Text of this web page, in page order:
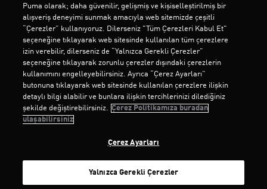
Puma olarak; daha güvenilir, gelişmiş ve kişiselleştirilmiş bir
alışveriş deneyimi sunmak amacıyla web sitemizde çeşitli
“Çerezler” kullanıyoruz. Dilerseniz "Tüm Çerezleri Kabul Et"
seçeneğine tıklayarak web sitesinde kullanılan tüm çerezlere
izin verebilir, dilerseniz de “Yalnızca Gerekli Çerezler”
seçeneğine tıklayarak zorunlu çerezler dışındaki çerezlerin
kullanımını engelleyebilirsiniz. Ayrıca “Çerez Ayarları”
butonuna tıklayarak web sitesinde kullanılan çerezlere ilişkin
detaylı bilgi alabilir ve bunlara ilişkin tercihlerinizi dilediğiniz
şekilde değiştirebilirsiniz. Çerez Politikamıza buradan
ulaşabilirsiniz
Çerez Ayarları
Yalnızca Gerekli Çerezler